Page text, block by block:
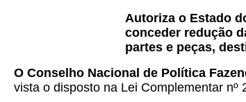
Autoriza o Estado
conceder redução
partes e peças,
O Conselho Nacional de Política
vista o disposto na Lei Complementar nº